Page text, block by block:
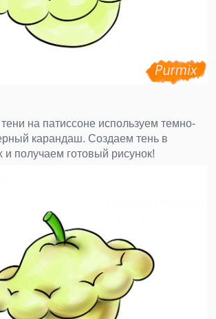
на патиссоне используем темно-
карандаш. Создаем тень в
и получаем готовый рисунок!